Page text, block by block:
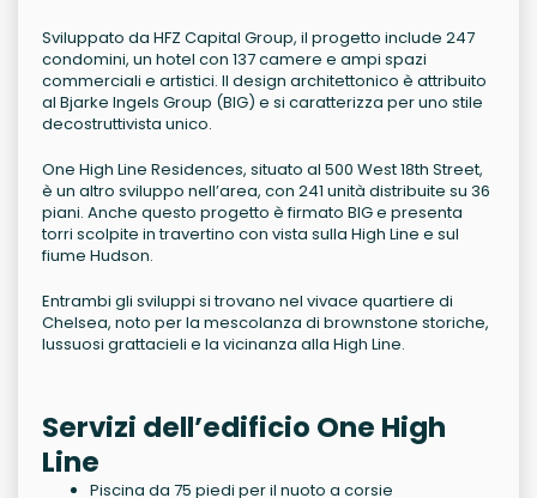
Sviluppato da HFZ Capital Group, il progetto include 247
condomini, un hotel con 137 camere e ampi spazi
commerciali e artistici. Il design architettonico è attribuito
al Bjarke Ingels Group (BIG) e si caratterizza per uno stile
decostruttivista unico.
One High Line Residences, situato al 500 West 18th Street,
è un altro sviluppo nell’area, con 241 unità distribuite su 36
piani. Anche questo progetto è firmato BIG e presenta
torri scolpite in travertino con vista sulla High Line e sul
fiume Hudson.
Entrambi gli sviluppi si trovano nel vivace quartiere di
Chelsea, noto per la mescolanza di brownstone storiche,
lussuosi grattacieli e la vicinanza alla High Line.
Servizi dell’edificio One High
Line
Piscina da 75 piedi per il nuoto a corsie